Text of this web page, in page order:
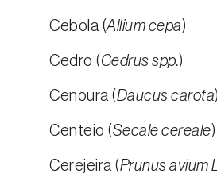
Cebola (Allium cepa)
Cedro (Cedrus spp.)
Cenoura (Daucus carota)
Centeio (Secale cereale)
Cerejeira (Prunus avium